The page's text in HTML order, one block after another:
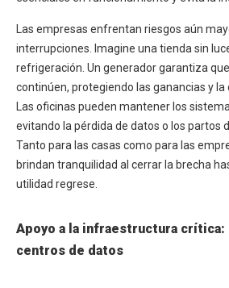
Las empresas enfrentan riesgos aún
interrupciones. Imagine una tienda sin
refrigeración. Un generador garantiza
continúen, protegiendo las ganancias y
Las oficinas pueden mantener los
evitando la pérdida de datos o los partos
Tanto para las casas como para las
brindan tranquilidad al cerrar la brecha
utilidad regrese.
Apoyo a la infraestructura crítica:
centros de datos